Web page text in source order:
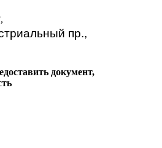
,
пр.,
документ,